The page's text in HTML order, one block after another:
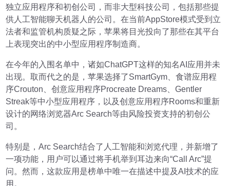
独立应用程序和初创公司，而非大型科技公司，包括那些提
供人工智能聊天机器人的公司。在当前AppStore模式受到立
法者和监管机构质疑之际，苹果将目光投向了那些在其平台
上表现突出的中小型应用程序制造商。
在今年的入围名单中，诸如ChatGPT这样的知名AI应用并未
出现。取而代之的是，苹果选择了SmartGym、食谱应用程
序Crouton、创意应用程序Procreate Dreams、Gentler
Streak等中小型应用程序，以及创意应用程序Rooms和重新
设计的网络浏览器Arc Search等由风险投资支持的初创公
司。
特别是，Arc Search结合了人工智能和浏览代理，并新增了
一项功能，用户可以通过将手机举到耳边来向“Call Arc”提
问。然而，这款应用是榜单中唯一在描述中提及AI技术的应
用。